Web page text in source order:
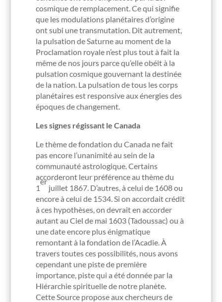
cosmique de remplacement. Ce qui signifie
que les modulations planétaires d’origine
ont subi une transmutation. Dit autrement,
la pulsation de Saturne au moment de la
Proclamation royale n’est plus tout à fait la
même de nos jours parce qu’elle obéit à la
pulsation cosmique gouvernant la destinée
de la nation. La pulsation de tous les corps
planétaires est responsive aux énergies des
époques de changement.
Les signes régissant le Canada
Le thème de fondation du Canada ne fait
pas encore l’unanimité au sein de la
communauté astrologique. Certains
accorderont leur préférence au thème du
1
er
juillet 1867. D’autres, à celui de 1608 ou
encore à celui de 1534. Si on accordait crédit
à ces hypothèses, on devrait en accorder
autant au Ciel de mai 1603 (Tadoussac) ou à
une date encore plus énigmatique
remontant à la fondation de l’Acadie. À
travers toutes ces possibilités, nous avons
cependant une piste de première
importance, piste qui a été donnée par la
Hiérarchie spirituelle de notre planète.
Cette Source propose aux chercheurs de